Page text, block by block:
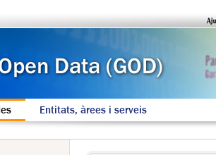
Entitats, àrees i serveis